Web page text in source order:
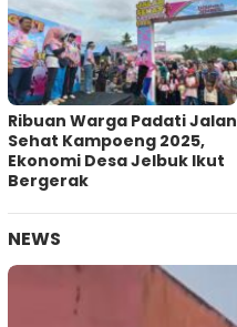
Ribuan Warga Padati Jalan
Sehat Kampoeng 2025,
Ekonomi Desa Jelbuk Ikut
Bergerak
NEWS